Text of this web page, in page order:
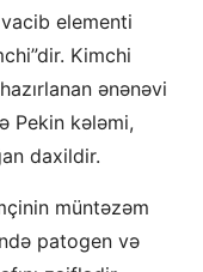
elementi
Kimchi
ənənəvi
Pekin kələmi,
daxildir.
müntəzəm
patogen və